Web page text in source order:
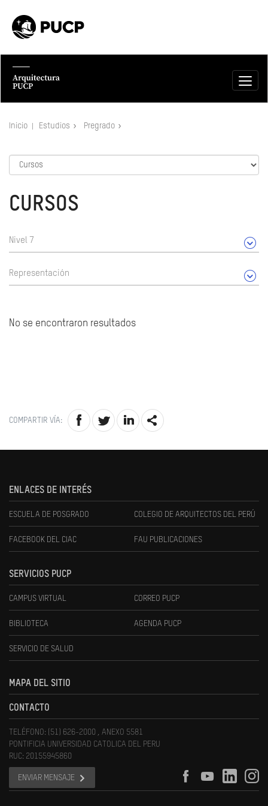
Inicio Estudios Pregrado
CURSOS
Nivel 7
Representación
No se encontraron resultados
COMPARTIR VÍA:
ENLACES DE INTERÉS
ESCUELA DE POSGRADO COLEGIO DE ARQUITECTOS DEL PERÚ
FACEBOOK DEL CIAC FAU PUBLICACIONES
SERVICIOS PUCP
CAMPUS VIRTUAL CORREO PUCP
BIBLIOTECA AGENDA PUCP
SERVICIO DE SALUD
MAPA DEL SITIO
CONTACTO
TELÉFONO: (51) 626-2000 , ANEXO 5581
PONTIFICIA UNIVERSIDAD CATOLICA DEL PERU
RUC: 20155945860
ENVIAR MENSAJE